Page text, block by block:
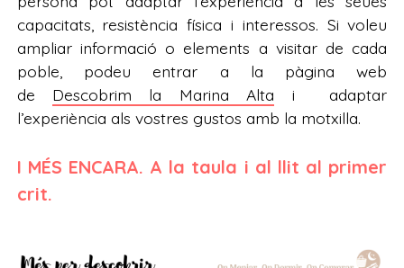
capacitats, resistència física i interessos. Si voleu
ampliar informació o elements a visitar de cada
poble, podeu entrar a la pàgina web
de Descobrim la Marina Alta i adaptar
l’experiència als vostres gustos amb la motxilla.
I MÉS ENCARA. A la taula i al llit al primer
crit.